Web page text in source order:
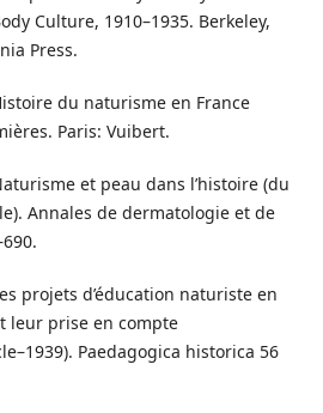
Culture, 1910–1935. Berkeley,
Press.
du naturisme en France
Paris: Vuibert.
et peau dans l’histoire (du
Annales de dermatologie et de
projets d’éducation naturiste en
leur prise en compte
Paedagogica historica 56